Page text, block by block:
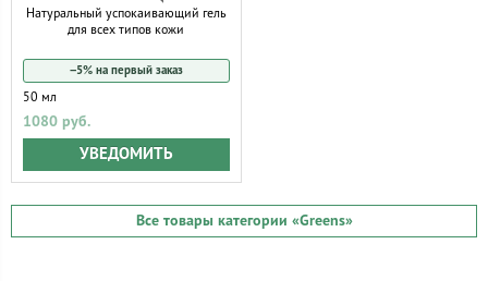
Натуральный успокаивающий гель
для всех типов кожи
−5% на первый заказ
50 мл
1080 руб.
УВЕДОМИТЬ
Все товары категории «Greens»